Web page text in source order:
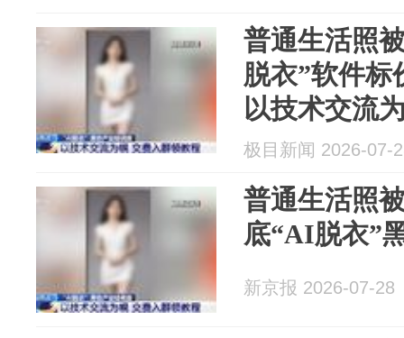
普通生活照
脱衣”软件标
以技术交流
费入群购买
衣”黑色产业
极目新闻 2026-07-
普通生活照
底“AI脱衣”
新京报 2026-07-28